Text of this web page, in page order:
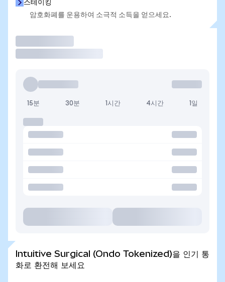
스테이킹
암호화폐를 운용하여 소극적 소득을 얻으세요.
15분 30분 1시간 4시간 1일
Intuitive Surgical (Ondo Tokenized)을 인기 통
화로 환전해 보세요